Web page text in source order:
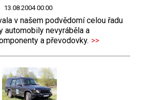
13.08.2004 00:00
v našem podvědomí celou řadu
automobily nevyráběla a
a převodovky. >>